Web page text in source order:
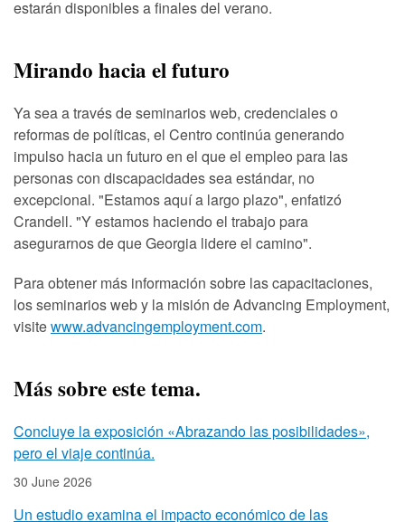
estarán disponibles a finales del verano.
Mirando hacia el futuro
Ya sea a través de seminarios web, credenciales o
reformas de políticas, el Centro continúa generando
impulso hacia un futuro en el que el empleo para las
personas con discapacidades sea estándar, no
excepcional. "Estamos aquí a largo plazo", enfatizó
Crandell. "Y estamos haciendo el trabajo para
asegurarnos de que Georgia lidere el camino".
Para obtener más información sobre las capacitaciones,
los seminarios web y la misión de Advancing Employment,
visitewww.advancingemployment.com.
Más sobre este tema.
Concluye la exposición «Abrazando las posibilidades»,
pero el viaje continúa.
30 June 2026
Un estudio examina el impacto económico de las